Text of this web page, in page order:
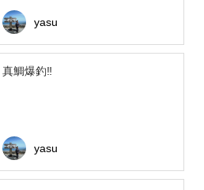
yasu
真鯛爆釣‼
yasu